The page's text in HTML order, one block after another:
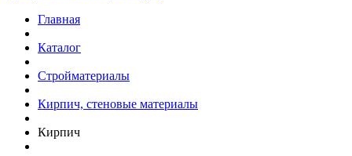
Главная
Каталог
Стройматериалы
Кирпич, стеновые материалы
Кирпич